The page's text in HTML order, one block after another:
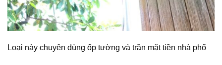
Loại này chuyên dùng ốp tường và trần mặt tiền nhà phố